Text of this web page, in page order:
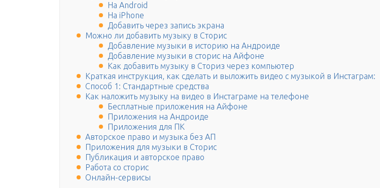
На Android
На iPhone
Добавить через запись экрана
Можно ли добавить музыку в Сторис
Добавление музыки в историю на Андроиде
Добавление музыки в сторис на Айфоне
Как добавить музыку в Сториз через компьютер
Краткая инструкция, как сделать и выложить видео с музыкой в Инстаграм:
Способ 1: Стандартные средства
Как наложить музыку на видео в Инстаграме на телефоне
Бесплатные приложения на Айфоне
Приложения на Андроиде
Приложения для ПК
Авторское право и музыка без АП
Приложения для музыки в Сторис
Публикация и авторское право
Работа со сторис
Онлайн-сервисы